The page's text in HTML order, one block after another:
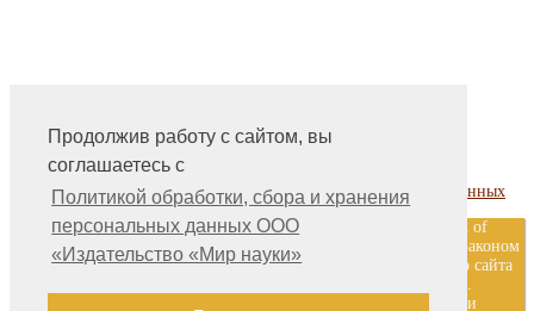
Продолжив работу с сайтом, вы
соглашаетесь с
Политикой обработки, сбора и хранения
персональных данных ООО
«Издательство «Мир науки»
На главную
Контакты, учредитель, редакция
Политика обработки, сбора и хранения персональных данных
ООО «Издательство «Мир науки» \ «Publishing company «World of
science», LLC Материалы, размещенные на сайте, охраняются Законом
о защите авторских прав. Публикация любых материалов этого сайта
Авторские права на размещенные на сайте научные публикации